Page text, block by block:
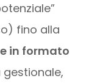
fino alla
in formato
gestionale,